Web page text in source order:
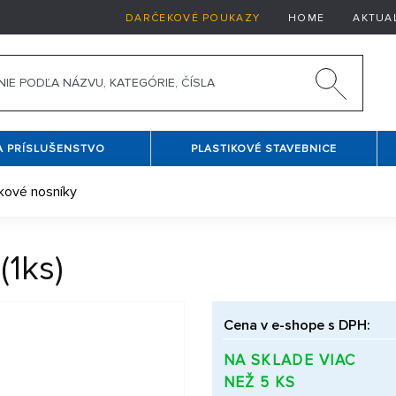
DARČEKOVÉ POUKAZY HOME
PRÍSLUŠENSTVO PLASTIKOVÉ STAVEBNICE
nosníky
Cena v e-shope s DPH:
NA SKLADE VIAC
NEŽ 5 KS